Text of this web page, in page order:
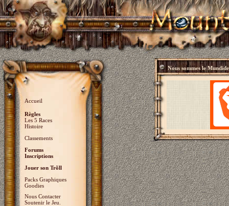
Accueil
Règles
Les 5 Races
Histoire
Classements
Forums
Inscriptions
Jouer son Trõll
Packs Graphiques
Goodies
Nous Contacter
Soutenir le Jeu.
Nous sommes le